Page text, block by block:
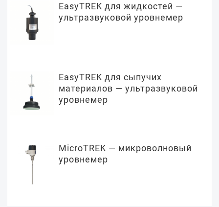
EasyTREK для жидкостей —
ультразвуковой уровнемер
EasyTREK для сыпучих
материалов — ультразвуковой
уровнемер
MicroTREK — микроволновый
уровнемер